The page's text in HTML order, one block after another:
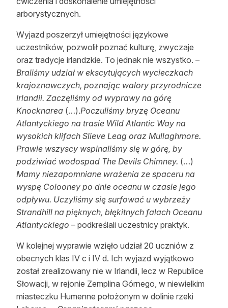
arborystycznych.
Wyjazd poszerzył umiejętności językowe
uczestników, pozwolił poznać kulturę, zwyczaje
oraz tradycje irlandzkie. To jednak nie wszystko. –
Braliśmy udział w ekscytujących wycieczkach
krajoznawczych, poznając walory przyrodnicze
Irlandii. Zaczęliśmy od wyprawy na górę
Knocknarea (…).Poczuliśmy bryzę Oceanu
Atlantyckiego na trasie Wild Atlantic Way na
wysokich klifach Slieve Leag oraz Mullaghmore.
Prawie wszyscy wspinaliśmy się w górę, by
podziwiać wodospad The Devils Chimney. (…)
Mamy niezapomniane wrażenia ze spaceru na
wyspę Colooney po dnie oceanu w czasie jego
odpływu. Uczyliśmy się surfować u wybrzeży
Strandhill na pięknych, błękitnych falach Oceanu
Atlantyckiego – podkreślali uczestnicy praktyk.
W kolejnej wyprawie wzięło udział 20 uczniów z
obecnych klas IV c i IV d. Ich wyjazd wyjątkowo
został zrealizowany nie w Irlandii, lecz w Republice
Słowacji, w rejonie Zemplina Górnego, w niewielkim
miasteczku Humenne położonym w dolinie rzeki